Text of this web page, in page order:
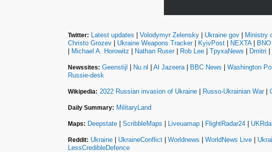
Twitter: Latest updates Volodymyr Zelensky Ukraine gov Ministry
Christo Grozev
Ukraine Weapons Tracker| KyivPost NEXTA|
Michael A. Horowitz Nathan Ruser| Rob Lee TpyxaNews Dmitri
Newssites: Geenstijl Nu.nl Al Jazeera| BBC News Washington
Russie-desk
Wikipedia: 2022 Russian invasion of Ukraine Russo-Ukrainian War|
Daily Summary: MilitaryLand
Maps: Deepstate ScribbleMaps Liveuamap FlightRadar24
Reddit: Ukraine UkraineConflict Worldnews WorldNews Live
LessCredibleDefence